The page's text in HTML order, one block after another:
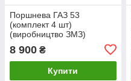
Поршнева ГАЗ 53
(комплект 4 шт)
(виробництво ЗМЗ)
8 900 ₴
Купити